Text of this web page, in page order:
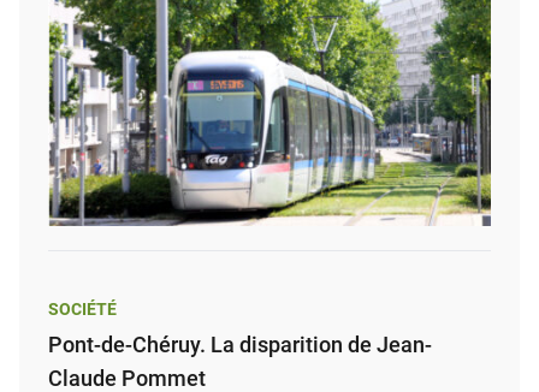
SOCIÉTÉ
Pont-de-Chéruy. La disparition de Jean-
Claude Pommet